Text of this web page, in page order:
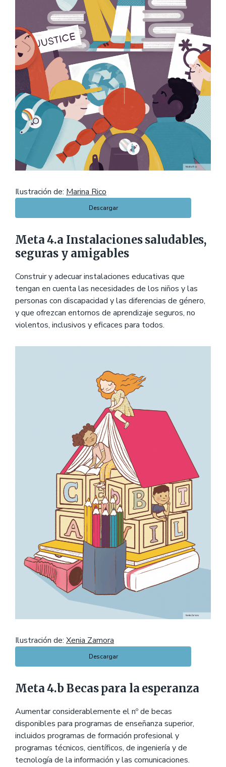
Ilustración de: Marina Rico
Descargar
Meta 4.a Instalaciones saludables,
seguras y amigables
Construir y adecuar instalaciones educativas que
tengan en cuenta las necesidades de los niños y las
personas con discapacidad y las diferencias de género,
y que ofrezcan entornos de aprendizaje seguros, no
violentos, inclusivos y eficaces para todos.
Ilustración de: Xenia Zamora
Descargar
Meta 4.b Becas para la esperanza
Aumentar considerablemente el nº de becas
disponibles para programas de enseñanza superior,
incluidos programas de formación profesional y
programas técnicos, científicos, de ingeniería y de
tecnología de la información y las comunicaciones.